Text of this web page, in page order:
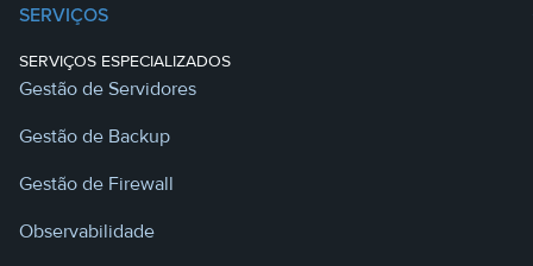
SERVIÇOS
SERVIÇOS ESPECIALIZADOS
Gestão de Servidores
Gestão de Backup
Gestão de Firewall
Observabilidade